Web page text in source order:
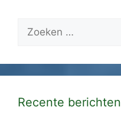
Zoek
Recente berichten